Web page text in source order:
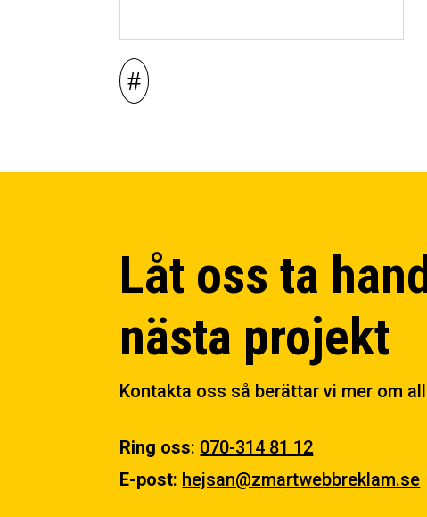
Låt oss ta
nästa projekt
Kontakta oss så berättar vi mer om
Ring oss: 070-314 81 12
E-post: hejsan@zmartwebbreklam.se